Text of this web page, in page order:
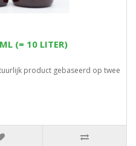
(= 10 LITER)
product gebaseerd op twee